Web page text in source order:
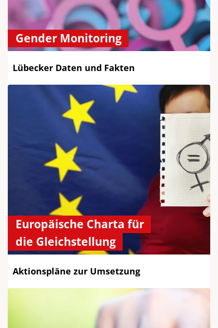
Gender Monitoring
Lübecker Daten und Fakten
Europäische Charta für
die Gleichstellung
Aktionspläne zur Umsetzung